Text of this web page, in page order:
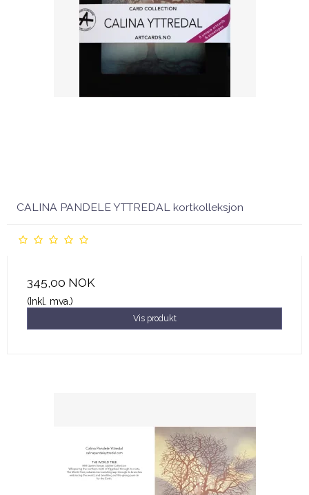
CALINA PANDELE YTTREDAL kortkolleksjon
345,00 NOK
(Inkl. mva.)
Vis produkt